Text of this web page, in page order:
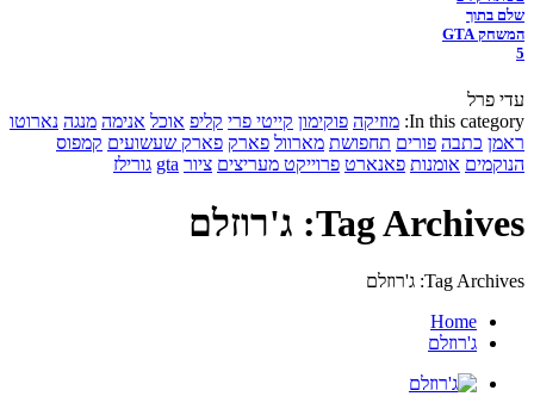
שלם בתוך
המשחק GTA
5
עדי פרל
In this category: מוזיקה פוקימון קייטי פרי קליפ אוכל אנימה מנגה נארוטו
ראמן כתבה פורים תחפושת מארוול פארק פארק שעשועים קמפוס
הנוקמים אומנות פאנארט פרוייקט מעריצים ציור gta גורילז
Tag Archives: ג'רוזלם
Tag Archives: ג'רוזלם
Home
ג'רוזלם